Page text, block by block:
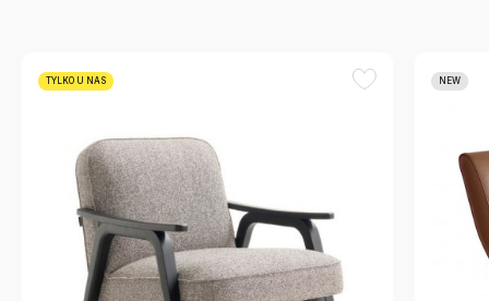
TYLKO U NAS NEW